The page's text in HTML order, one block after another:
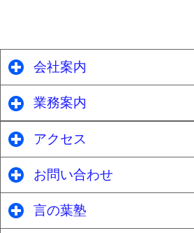
会社案内
業務案内
アクセス
お問い合わせclick to
言の葉塾